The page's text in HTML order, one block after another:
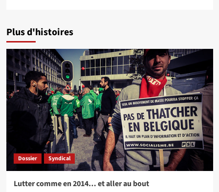
Plus d'histoires
Dossier Syndical
Lutter comme en 2014… et aller au bout